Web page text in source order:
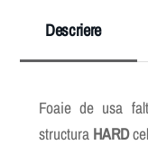
Descriere
Foaie de usa
structura HARD